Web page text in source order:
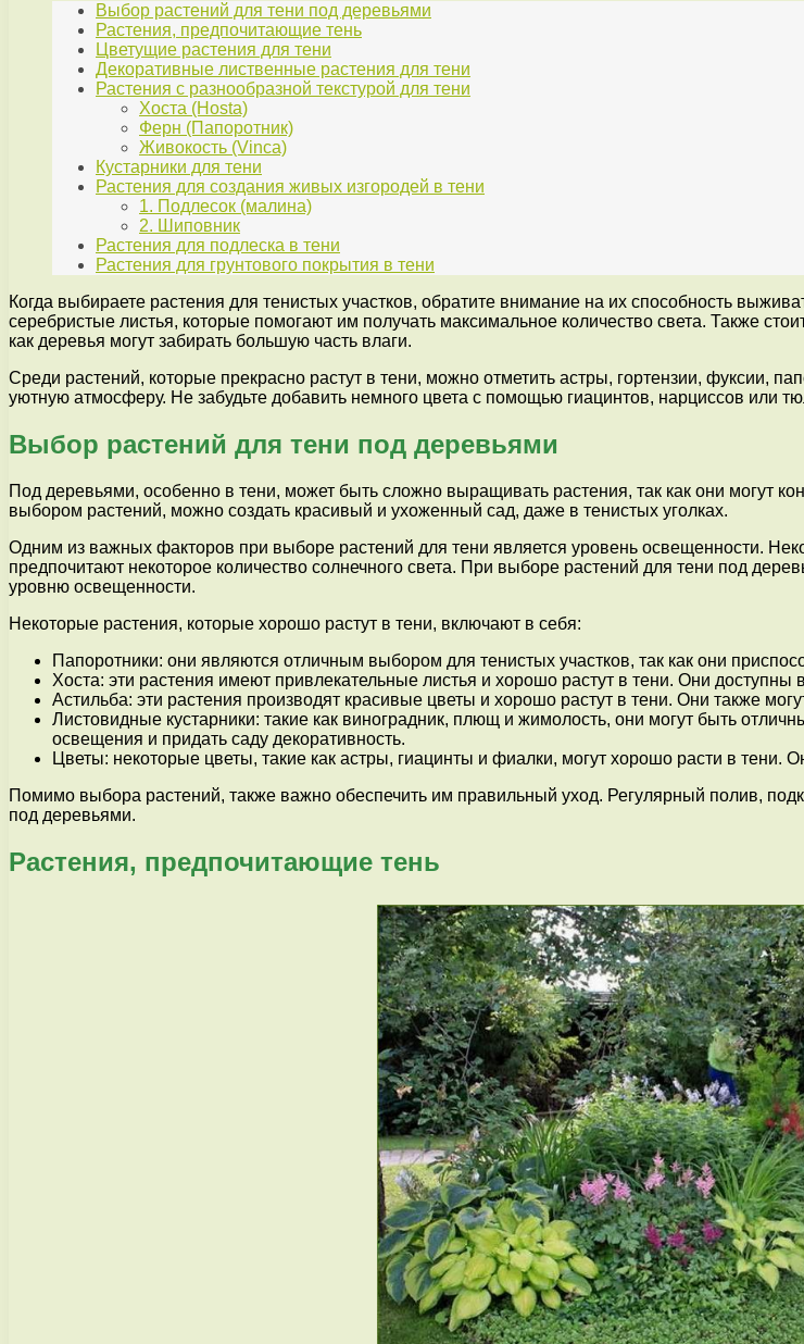
Выбор растений для тени под деревьями
Растения, предпочитающие тень
Цветущие растения для тени
Декоративные лиственные растения для тени
Растения с разнообразной текстурой для тени
Хоста (Hosta)
Ферн (Папоротник)
Живокость (Vinca)
Кустарники для тени
Растения для создания живых изгородей в тени
1. Подлесок (малина)
2. Шиповник
Растения для подлеска в тени
Растения для грунтового покрытия в тени
Когда выбираете растения для тенистых участков, обратите внимание на их способность
серебристые листья, которые помогают им получать максимальное количество света. Также
как деревья могут забирать большую часть влаги.
Среди растений, которые прекрасно растут в тени, можно отметить астры, гортензии, фуксии,
уютную атмосферу. Не забудьте добавить немного цвета с помощью гиацинтов, нарциссов или
Выбор растений для тени под деревьями
Под деревьями, особенно в тени, может быть сложно выращивать растения, так как они могут
выбором растений, можно создать красивый и ухоженный сад, даже в тенистых уголках.
Одним из важных факторов при выборе растений для тени является уровень освещенности.
предпочитают некоторое количество солнечного света. При выборе растений для тени под
уровню освещенности.
Некоторые растения, которые хорошо растут в тени, включают в себя:
Папоротники: они являются отличным выбором для тенистых участков, так как они
Хоста: эти растения имеют привлекательные листья и хорошо растут в тени. Они доступны
Астильба: эти растения производят красивые цветы и хорошо растут в тени. Они также
Листовидные кустарники: такие как виноградник, плющ и жимолость, они могут быть
освещения и придать саду декоративность.
Цветы: некоторые цветы, такие как астры, гиацинты и фиалки, могут хорошо расти в тени.
Помимо выбора растений, также важно обеспечить им правильный уход. Регулярный полив,
под деревьями.
Растения, предпочитающие тень